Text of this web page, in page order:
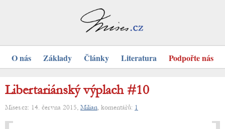
O nás Základy Články Literatura Podpořte nás
Libertariánský výplach #10
Mises.cz: 14. června 2015, Milian, komentářů: 1